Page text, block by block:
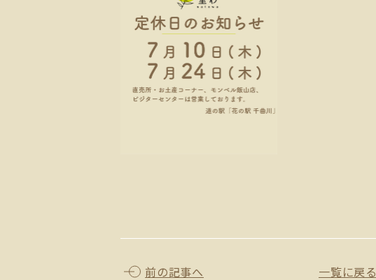
前の記事へ 一覧に戻る